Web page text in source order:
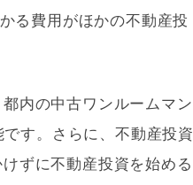
る費用がほかの不動産投
内の中古ワンルームマン
す。さらに、不動産投資
ずに不動産投資を始める